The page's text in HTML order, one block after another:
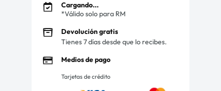
Cargando...
*Válido solo para RM
Devolución gratis
Tienes 7 días desde que lo recibes.
Medios de pago
Tarjetas de crédito